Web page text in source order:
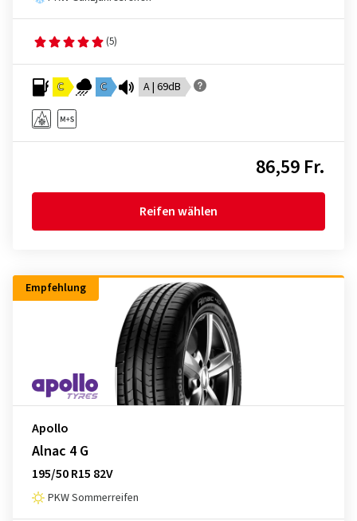
(5)
C C A | 69dB
86,59 Fr.
Reifen wählen
Empfehlung
Apollo
Alnac 4 G
195/50 R15 82V
PKW Sommerreifen